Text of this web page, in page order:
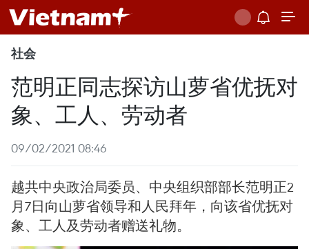
社会
范明正同志探访山萝省优抚对
象、工人、劳动者
09/02/2021 08:46
越共中央政治局委员、中央组织部部长范明正2
月7日向山萝省领导和人民拜年，向该省优抚对
象、工人及劳动者赠送礼物。